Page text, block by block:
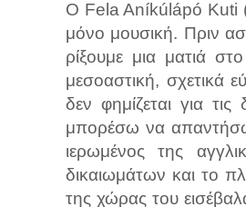
Ο Fela Aníkúlápó Kuti
μόνο μουσική. Πριν
ρίξουμε μια ματιά
μεσοαστική, σχετικά
δεν φημίζεται για
μπορέσω να
ιερωμένος της
δικαιωμάτων και το
της χώρας του